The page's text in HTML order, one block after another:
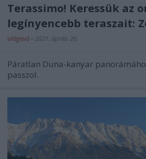
Terassimo! Keressük az
legínyencebb teraszait:
világevő • 2021. április 26.
Páratlan Duna-kanyar
passzol.